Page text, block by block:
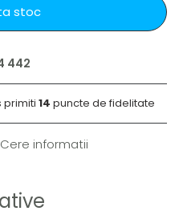
stoc
442
primiti 14 puncte de fidelitate
Cere informatii